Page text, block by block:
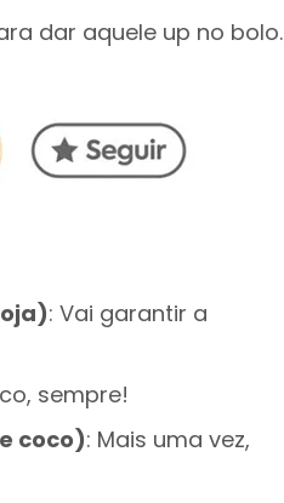
dar aquele up no bolo.
: Vai garantir a
sempre!
coco): Mais uma vez,